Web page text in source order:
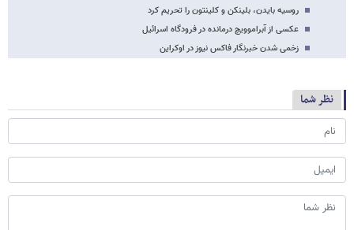
روسیه بایدن، بلینکن و کلینتون را تحریم کرد
عکسی از آبراموویچ درمانده در فرودگاه اسرائیل
زخمی شدن خبرنگار فاکس نیوز در اوکراین
نظر شما